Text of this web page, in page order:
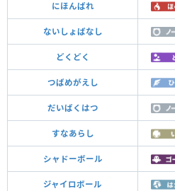
にほんばれ
ないしょばなし
どくどく
つばめがえし
だいばくはつ
すなあらし
シャドーボール
ジャイロボール